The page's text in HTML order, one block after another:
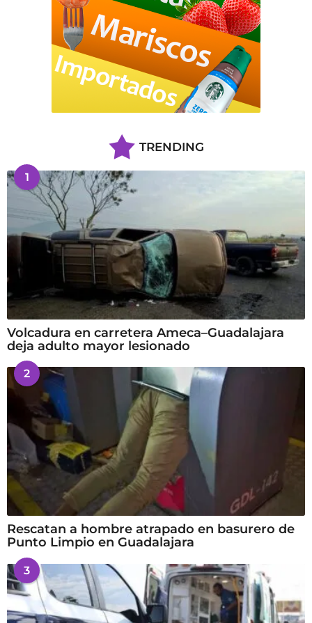
TRENDING
1
Volcadura en carretera Ameca–Guadalajara
deja adulto mayor lesionado
2
Rescatan a hombre atrapado en basurero de
Punto Limpio en Guadalajara
3